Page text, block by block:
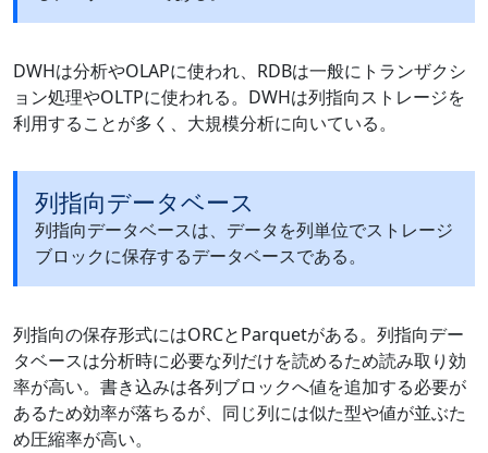
DWHは分析やOLAPに使われ、RDBは一般にトランザクシ
ョン処理やOLTPに使われる。DWHは列指向ストレージを
利用することが多く、大規模分析に向いている。
列指向データベース
列指向データベースは、データを列単位でストレージ
ブロックに保存するデータベースである。
列指向の保存形式にはORCとParquetがある。列指向デー
タベースは分析時に必要な列だけを読めるため読み取り効
率が高い。書き込みは各列ブロックへ値を追加する必要が
あるため効率が落ちるが、同じ列には似た型や値が並ぶた
め圧縮率が高い。